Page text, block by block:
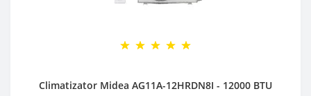
Climatizator Midea AG11A-12HRDN8I - 12000 BTU